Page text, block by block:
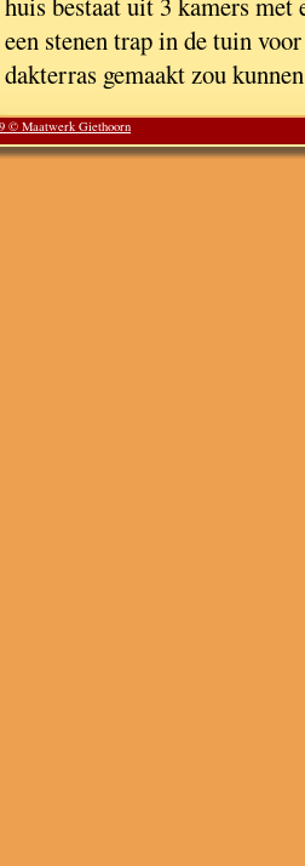
een stenen trap in de tuin
dakterras gemaakt zou
© Maatwerk Giethoorn